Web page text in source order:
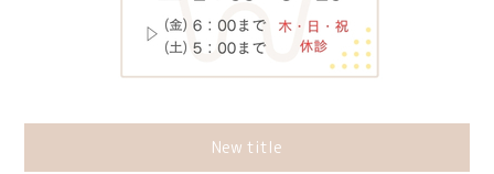
New title